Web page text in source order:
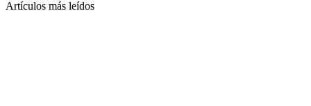
Artículos más leídos